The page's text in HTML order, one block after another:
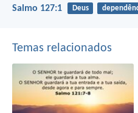
Salmo 127:1 Deus
Temas relacionados